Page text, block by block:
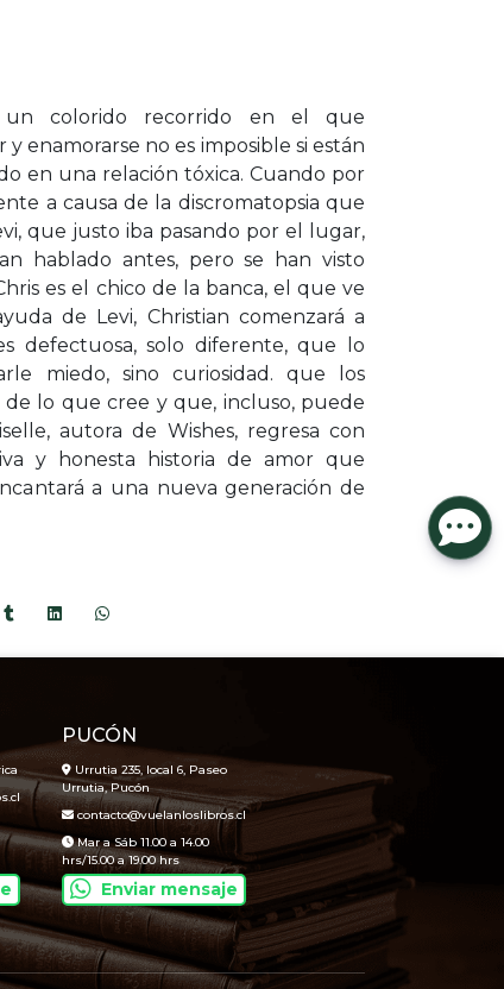
un colorido recorrido en el que
enamorarse no es imposible si están
en una relación tóxica. Cuando por
a causa de la discromatopsia que
que justo iba pasando por el lugar,
hablado antes, pero se han visto
es el chico de la banca, el que ve
de Levi, Christian comenzará a
defectuosa, solo diferente, que lo
miedo, sino curiosidad. que los
lo que cree y que, incluso, puede
autora de Wishes, regresa con
y honesta historia de amor que
a una nueva generación de
PUCÓN
Urrutia 235, local 6, Paseo
Urrutia, Pucón
contacto@vuelanloslibros.cl
Mar a Sáb 11.00 a 14.00
hrs/15.00 a 19.00 hrs
Enviar mensaje